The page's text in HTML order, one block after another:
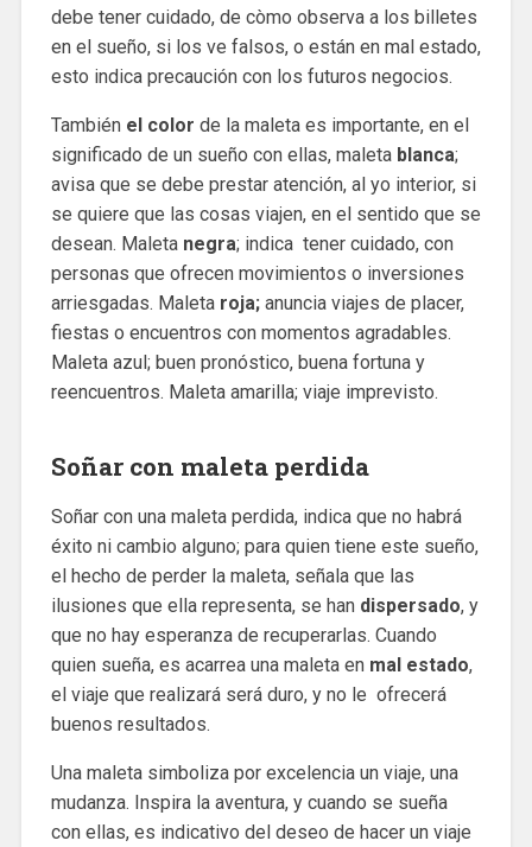
debe tener cuidado, de còmo observa a los billetes
en el sueño, si los ve falsos, o están en mal estado,
esto indica precaución con los futuros negocios.
También el color de la maleta es importante, en el
significado de un sueño con ellas, maletablanca;
avisa que se debe prestar atención, al yo interior, si
se quiere que las cosas viajen, en el sentido que se
desean. Maleta negra; indica tener cuidado, con
personas que ofrecen movimientos o inversiones
arriesgadas. Maleta roja;anuncia viajes de placer,
fiestas o encuentros con momentos agradables.
Maleta azul; buen pronóstico, buena fortuna y
reencuentros. Maleta amarilla; viaje imprevisto.
Soñar con maleta perdida
Soñar con una maleta perdida, indica que no habrá
éxito ni cambio alguno; para quien tiene este sueño,
el hecho de perder la maleta, señala que las
ilusiones que ella representa, se han dispersado, y
que no hay esperanza de recuperarlas. Cuando
quien sueña, es acarrea una maleta en mal estado,
el viaje que realizará será duro, y no le ofrecerá
buenos resultados.
Una maleta simboliza por excelencia un viaje, una
mudanza. Inspira la aventura, y cuando se sueña
con ellas, es indicativo del deseo de hacer un viaje